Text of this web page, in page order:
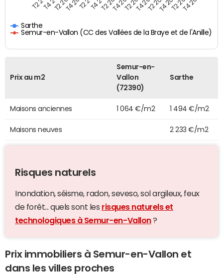
Sarthe
Semur-en-Vallon (CC des Vallées de la Braye et de l'Anille)
Prix au m2
Semur-en-
Vallon
(72390)
Sarthe
Maisons anciennes 1 064 €/m2 1 494 €/m2
Maisons neuves 2 233 €/m2
Risques naturels
Inondation, séisme, radon, seveso, sol argileux, feux
de forêt... quels sont les risques naturels et
technologiques à Semur-en-Vallon?
Prix immobiliers à Semur-en-Vallon et
dans les villes proches